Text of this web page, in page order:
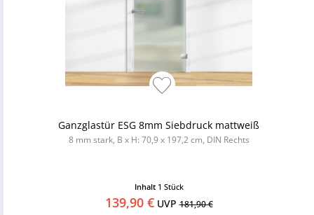
Ganzglastür ESG 8mm Siebdruck mattweiß
8 mm stark, B x H: 70,9 x 197,2 cm, DIN Rechts
Inhalt 1 Stück
139,90 €UVP181,90 €